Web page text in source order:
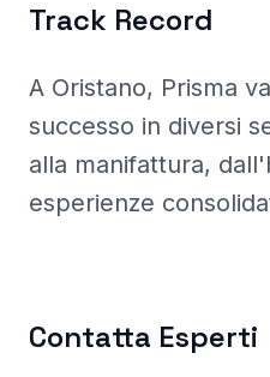
Track Record
A Oristano, Prisma
successo in diversi
alla manifattura,
esperienze
Contatta Esperti